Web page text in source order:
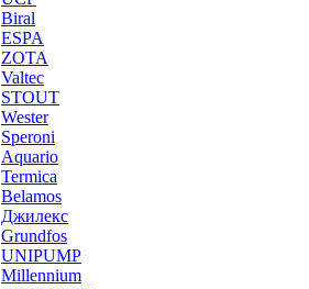
Biral
ESPA
ZOTA
Valtec
STOUT
Wester
Speroni
Aquario
Termica
Belamos
Джилекс
Grundfos
UNIPUMP
Millennium